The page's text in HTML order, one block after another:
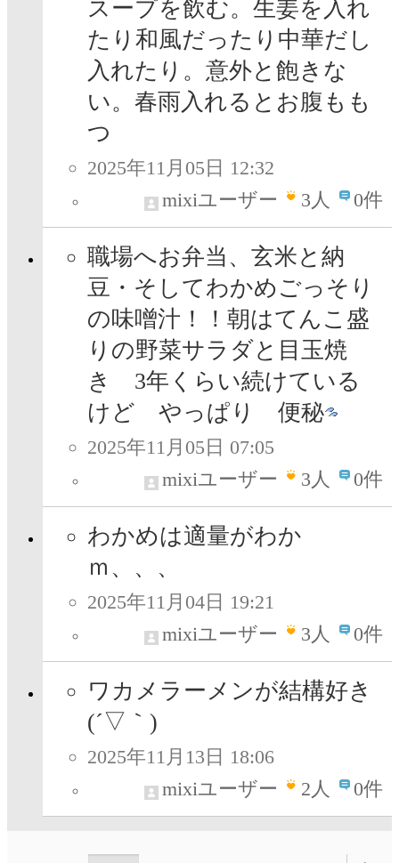
スープを飲む。生姜を入れ
たり和風だったり中華だし
入れたり。意外と飽きな
い。春雨入れるとお腹もも
つ
2025年11月05日 12:32
mixiユーザー
3人 0件
職場へお弁当、玄米と納
豆・そしてわかめごっそり
の味噌汁！！朝はてんこ盛
りの野菜サラダと目玉焼
き 3年くらい続けている
けど やっぱり 便秘
2025年11月05日 07:05
mixiユーザー
3人 0件
わかめは適量がわか
ｍ、、、
2025年11月04日 19:21
mixiユーザー
3人 0件
ワカメラーメンが結構好き
(´▽｀)
2025年11月13日 18:06
mixiユーザー
2人 0件